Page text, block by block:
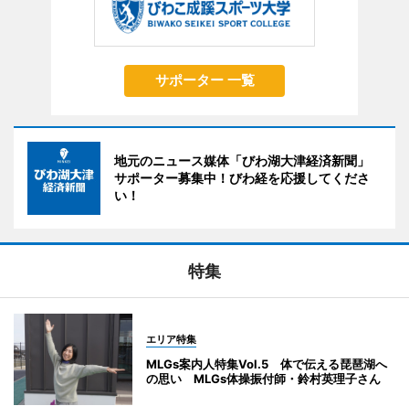
サポーター 一覧
地元のニュース媒体「びわ湖大津経済新聞」
サポーター募集中！びわ経を応援してくださ
い！
特集
エリア特集
MLGs案内人特集Vol.5 体で伝える琵琶湖へ
の思い MLGs体操振付師・鈴村英理子さん